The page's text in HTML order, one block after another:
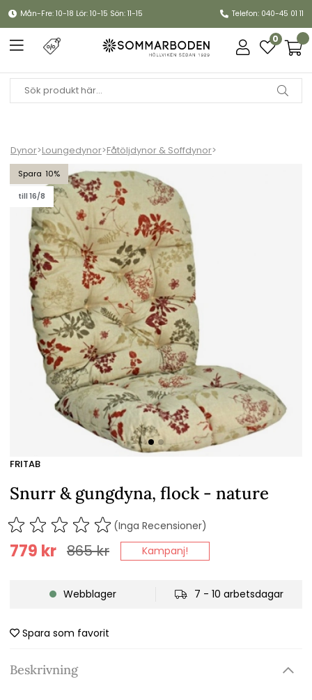
Mån-Fre: 10-18 Lör: 10-15 Sön: 11-15 Telefon: 040-45 01 11
0
Dynor>Loungedynor>Fåtöljdynor & Soffdynor>
10
till 16/8
Snurr & gungdyna, flock - nature
FRITAB
Snurr & gungdyna, flock - nature
(Inga Recensioner)
865kr
779 kr Kampanj!
Webblager 7 - 10 arbetsdagar
Spara som favorit
Beskrivning